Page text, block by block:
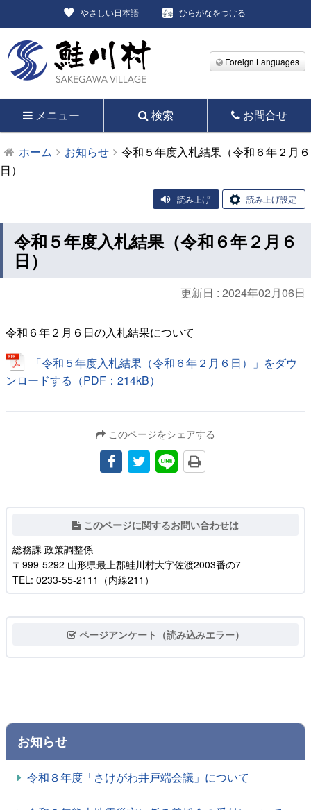
やさしい日本語 ひらがなをつける
Foreign Languages
メニュー 検索 お問合せ
ホーム お知らせ
令和５年度入札結果（令和６年２月６
日）
読み上げ 読み上げ設定
令和５年度入札結果（令和６年２月６
日）
更新日 : 2024年02月06日
令和６年２月６日の入札結果について
「令和５年度入札結果（令和６年２月６日）」をダウ
ンロードする（PDF：214kB）
このページをシェアする
このページに関するお問い合わせは
総務課 政策調整係
〒999-5292 山形県最上郡鮭川村大字佐渡2003番の7
TEL: 0233-55-2111（内線211）
ページアンケート（読み込みエラー）
お知らせ
令和８年度「さけがわ井戸端会議」について